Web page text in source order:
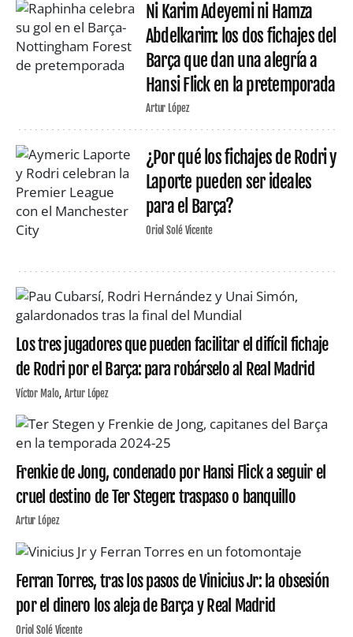
Ni Karim Adeyemi ni Hamza
Abdelkarim: los dos fichajes del
Barça que dan una alegría a
Hansi Flick en la pretemporada
Artur López
¿Por qué los fichajes de Rodri y
Laporte pueden ser ideales
para el Barça?
Oriol Solé Vicente
Los tres jugadores que pueden facilitar el difícil fichaje
de Rodri por el Barça: para robárselo al Real Madrid
Víctor Malo Artur López
Frenkie de Jong, condenado por Hansi Flick a seguir el
cruel destino de Ter Stegen: traspaso o banquillo
Artur López
Ferran Torres, tras los pasos de Vinicius Jr: la obsesión
por el dinero los aleja de Barça y Real Madrid
Oriol Solé Vicente